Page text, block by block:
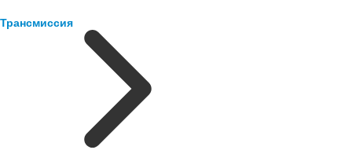
Трансмиссия